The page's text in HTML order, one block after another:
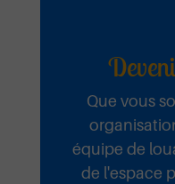
Que vous
équipe de
de l'espace